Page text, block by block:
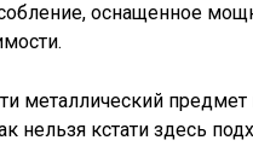
оснащенное
металлический
нельзя кстати здесь